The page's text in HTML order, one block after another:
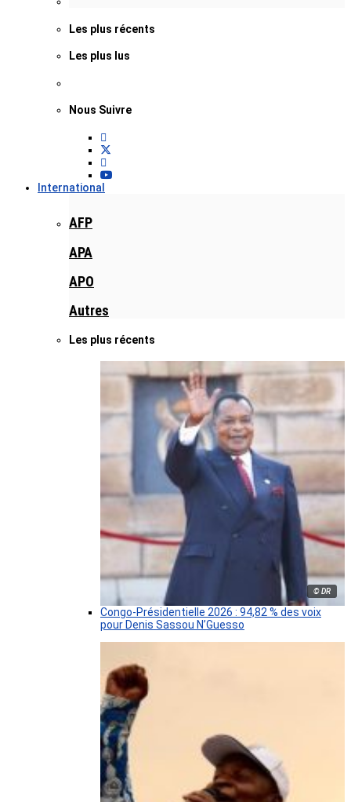
Les plus récents
Les plus lus
Nous Suivre
International
AFP
APA
APO
Autres
Les plus récents
© DR
Congo-Présidentielle 2026 : 94,82 % des voix
pour Denis Sassou N’Guesso